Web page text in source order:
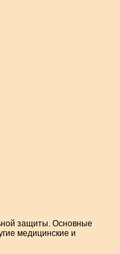
защиты. Основные
медицинские и